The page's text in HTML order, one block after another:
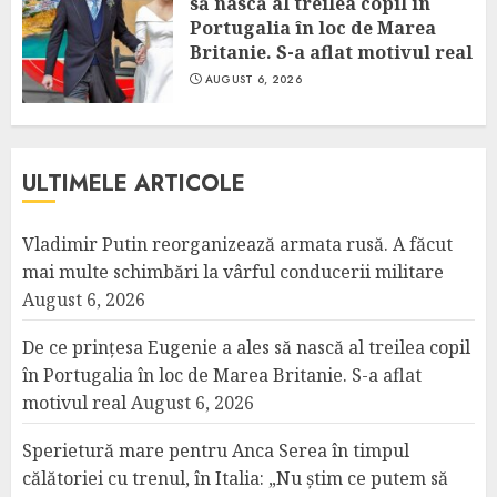
Portugalia în loc de Marea
Britanie. S-a aflat motivul real
AUGUST 6, 2026
ULTIMELE ARTICOLE
Vladimir Putin reorganizează armata rusă. A făcut
mai multe schimbări la vârful conducerii militare
August 6, 2026
De ce prințesa Eugenie a ales să nască al treilea copil
în Portugalia în loc de Marea Britanie. S-a aflat
motivul realAugust 6, 2026
Sperietură mare pentru Anca Serea în timpul
călătoriei cu trenul, în Italia: „Nu știm ce putem să